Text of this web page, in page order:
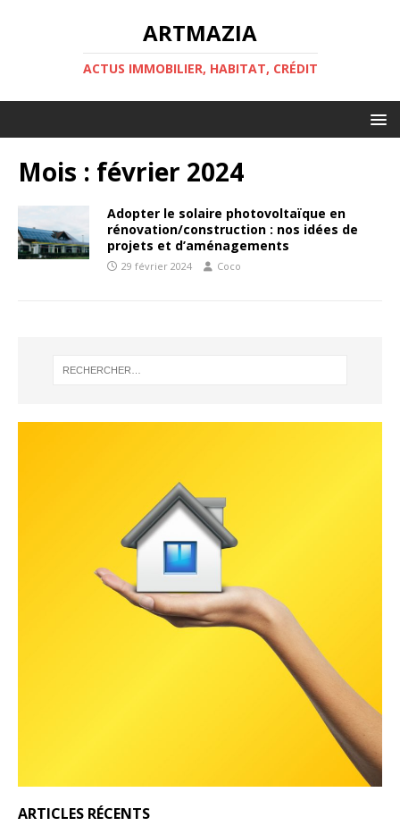
ARTMAZIA
ACTUS IMMOBILIER, HABITAT, CRÉDIT
Mois : février 2024
Adopter le solaire photovoltaïque en
rénovation/construction : nos idées de
projets et d’aménagements
29 février 2024 Coco
ARTICLES RÉCENTS